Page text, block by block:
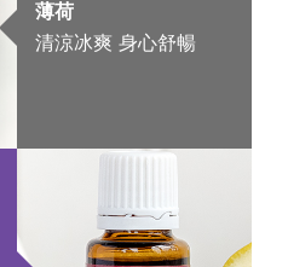
薄荷
清涼冰爽 身心舒暢